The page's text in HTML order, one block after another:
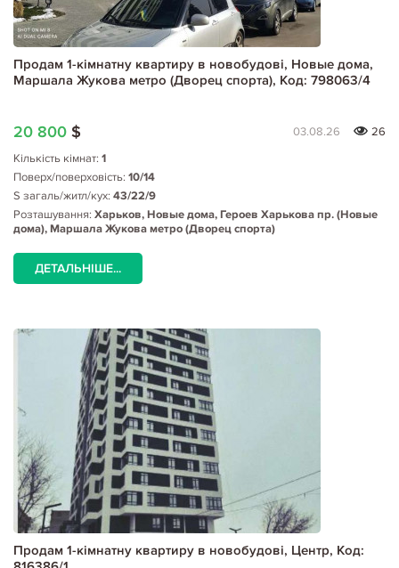
Продам 1-кімнатну квартиру в новобудові, Новые дома,
Маршала Жукова метро (Дворец спорта), Код: 798063/4
20 800 $ 03.08.26
26
Кількість кімнат: 1
Поверх/поверховість: 10/14
S загаль/житл/кух: 43/22/9
Розташування: Харьков, Новые дома, Героев Харькова пр. (Новые
дома), Маршала Жукова метро (Дворец спорта)
ДЕТАЛЬНІШЕ...
Продам 1-кімнатну квартиру в новобудові, Центр, Код: